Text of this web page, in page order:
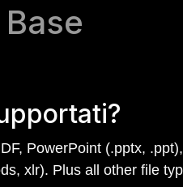
Base
PowerPoint (.pptx,
xlr). Plus all other file